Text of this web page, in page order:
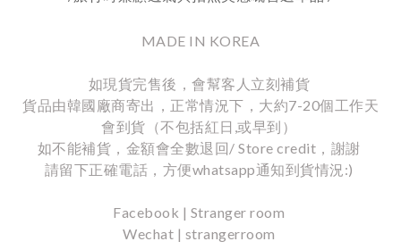
MADE IN KOREA
如現貨完售後，會幫客人立刻補貨
貨品由韓國廠商寄出，正常情況下，大約7-20個工作天
會到貨（不包括紅日,或早到）
如不能補貨，金額會全數退回/ Store credit，謝謝
請留下正確電話，方便whatsapp通知到貨情況:)
Facebook | Stranger room
Wechat | strangerroom